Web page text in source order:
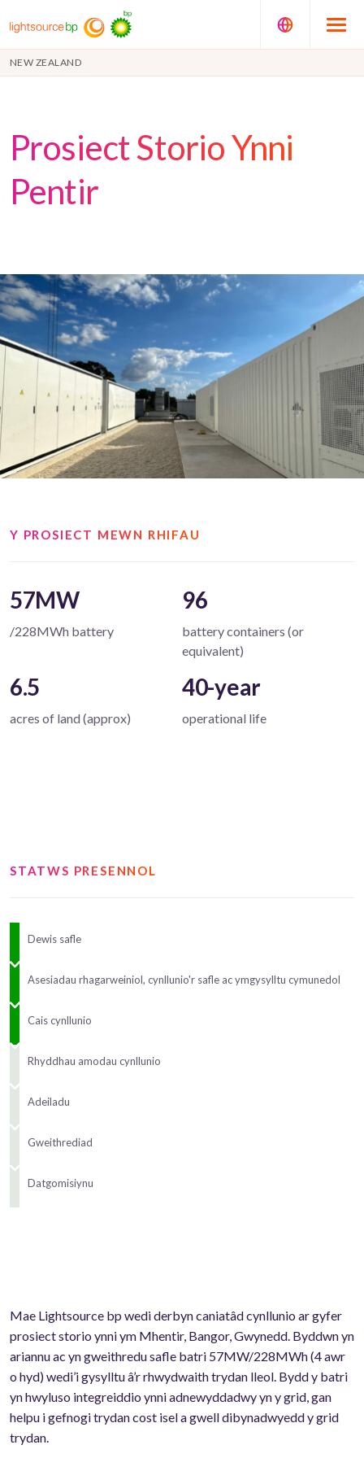
NEW ZEALAND
Prosiect Storio Ynni
Pentir
Y PROSIECT MEWN RHIFAU
57MW
/228MWh battery
96
battery containers (or
equivalent)
6.5
acres of land (approx)
40-year
operational life
STATWS PRESENNOL
Dewis safle
Asesiadau rhagarweiniol, cynllunio'r safle ac ymgysylltu cymunedol
Cais cynllunio
Rhyddhau amodau cynllunio
Adeiladu
Gweithrediad
Datgomisiynu
Mae Lightsource bp wedi derbyn caniatâd cynllunio ar gyfer
prosiect storio ynni ym Mhentir, Bangor, Gwynedd. Byddwn yn
ariannu ac yn gweithredu safle batri 57MW/228MWh (4 awr
o hyd) wedi’i gysylltu â’r rhwydwaith trydan lleol. Bydd y batri
yn hwyluso integreiddio ynni adnewyddadwy yn y grid, gan
helpu i gefnogi trydan cost isel a gwell dibynadwyedd y grid
trydan.